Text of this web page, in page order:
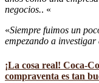
negocios.. «
«Siempre fuimos un
empezando a investigar
¡La cosa real! Coca-
compraventa es tan